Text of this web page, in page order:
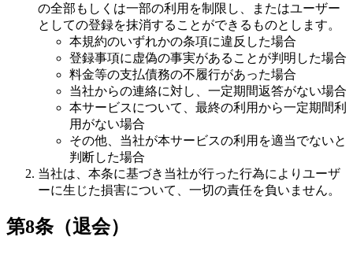
の全部もしくは一部の利用を制限し、またはユーザー
としての登録を抹消することができるものとします。
本規約のいずれかの条項に違反した場合
登録事項に虚偽の事実があることが判明した場合
料金等の支払債務の不履行があった場合
当社からの連絡に対し、一定期間返答がない場合
本サービスについて、最終の利用から一定期間利
用がない場合
その他、当社が本サービスの利用を適当でないと
判断した場合
当社は、本条に基づき当社が行った行為によりユーザ
ーに生じた損害について、一切の責任を負いません。
第8条（退会）